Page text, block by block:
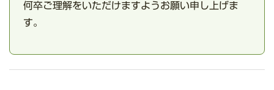
何卒ご理解をいただけますようお願い申し上げま
す。